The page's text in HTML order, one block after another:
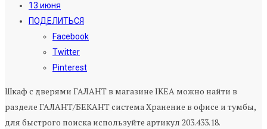
13 июня
ПОДЕЛИТЬСЯ
Facebook
Twitter
Pinterest
Шкаф с дверями ГАЛАНТ в магазине IKEA можно найти в
разделе ГАЛАНТ/БЕКАНТ система Хранение в офисе и тумбы,
для быстрого поиска используйте артикул 203.433.18.